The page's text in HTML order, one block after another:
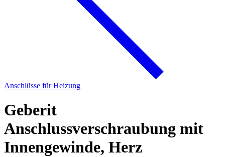
Anschlüsse für Heizung
Geberit
Anschlussverschraubung mit
Innengewinde, Herz